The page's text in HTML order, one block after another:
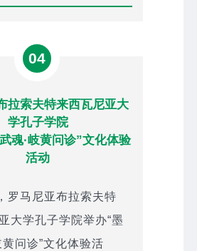
04
拉索夫特来西瓦尼亚大
学孔子学院
魂·岐黄问诊”文化体验
活动
罗马尼亚布拉索夫特
大学孔子学院举办“墨
黄问诊”文化体验活